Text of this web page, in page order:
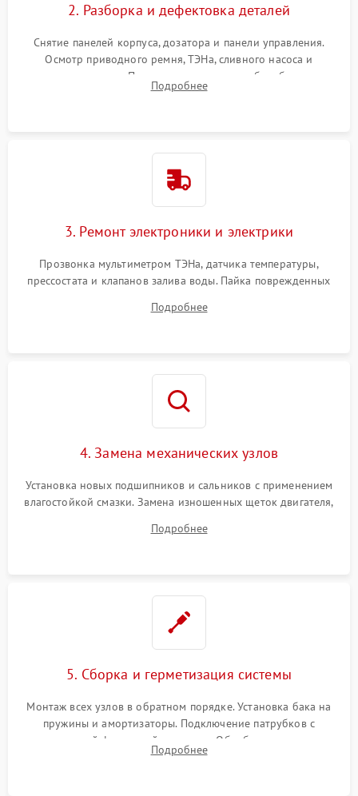
2. Разборка и дефектовка деталей
Снятие панелей корпуса, дозатора и панели управления.
Осмотр приводного ремня, ТЭНа, сливного насоса и
амортизаторов. Проверка подшипников барабана и
крестовины на износ, а манжеты люка на разрывы.
Подробнее
3. Ремонт электроники и электрики
Прозвонка мультиметром ТЭНа, датчика температуры,
прессостата и клапанов залива воды. Пайка поврежденных
Восстановление целостности проводки и контактов.
Подробнее
4. Замена механических узлов
Установка новых подшипников и сальников с применением
влагостойкой смазки. Замена изношенных щеток двигателя,
или поврежденной резиновой манжеты.
Подробнее
5. Сборка и герметизация системы
Монтаж всех узлов в обратном порядке. Установка бака на
пружины и амортизаторы. Подключение патрубков с
надежной фиксацией хомутами. Обработка стыков
герметиком для предотвращения возможных протечек воды.
Подробнее